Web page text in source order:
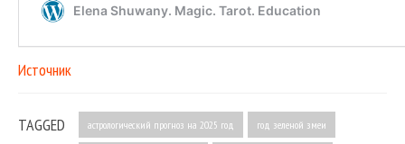
Источник
TAGGED астрологический прогноз на 2025 год год зеленой змеи